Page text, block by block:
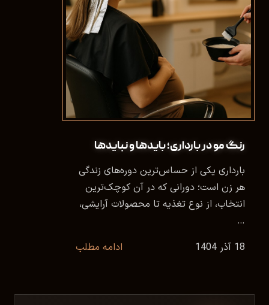
رنگ مو در بارداری؛ بایدها و نبایدها
بارداری یکی از حساس‌ترین دوره‌های زندگی
هر زن است؛ دورانی که در آن کوچک‌ترین
انتخاب، از نوع تغذیه تا محصولات آرایشی،
…
18 آذر 1404
ادامه مطلب